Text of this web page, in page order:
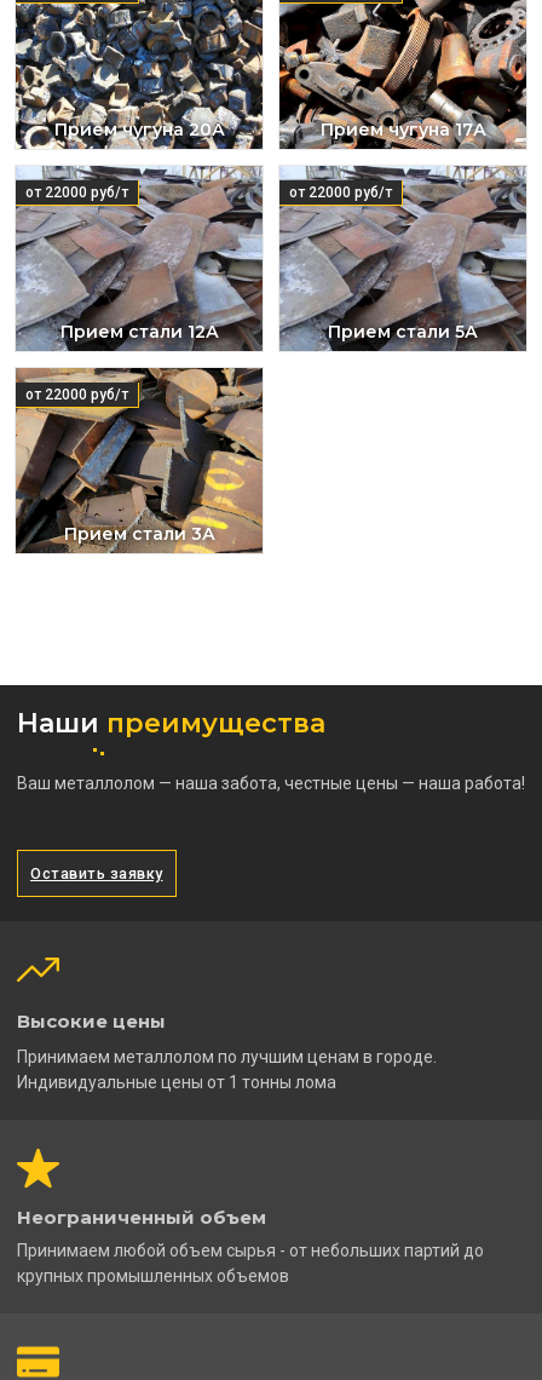
Прием чугуна 20А Прием чугуна 17А
Прием стали 12А
от 22000 руб/т
Прием стали 5А
от 22000 руб/т
Прием стали 3А
от 22000 руб/т
Наши преимущества
Ваш металлолом — наша забота, честные цены — наша работа!
Оставить заявку
Высокие цены
Принимаем металлолом по лучшим ценам в городе.
Индивидуальные цены от 1 тонны лома
Неограниченный объем
Принимаем любой объем сырья - от небольших партий до
крупных промышленных объемов